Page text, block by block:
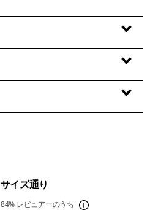
サイズ通り
84% レビュアーのうち